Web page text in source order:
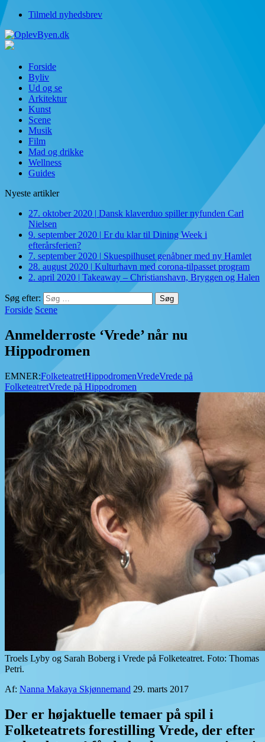
Tilmeld nyhedsbrev
Forside
Byliv
Ud og se
Arkitektur
Kunst
Scene
Musik
Film
Mad og drikke
Wellness
Guides
Nyeste artikler
27. oktober 2020 | Dansk klaverduo spiller nyfunden Carl
Nielsen
9. september 2020 | Er du klar til Dining Week i
efterårsferien?
7. september 2020 | Skuespilhuset genåbner med ny Hamlet
28. august 2020 | Kulturhavn med corona-tilpasset program
2. april 2020 | Takeaway – Christianshavn, Bryggen og Halen
Søg efter:
Forside Scene
Anmelderroste ‘Vrede’ når nu
Hippodromen
EMNER:FolketeatretHippodromenVredeVrede på
FolketeatretVrede på Hippodromen
Troels Lyby og Sarah Boberg i Vrede på Folketeatret. Foto: Thomas
Petri.
Af: Nanna Makaya Skjønnemand 29. marts 2017
Der er højaktuelle temaer på spil i
Folketeatrets forestilling Vrede, der efter